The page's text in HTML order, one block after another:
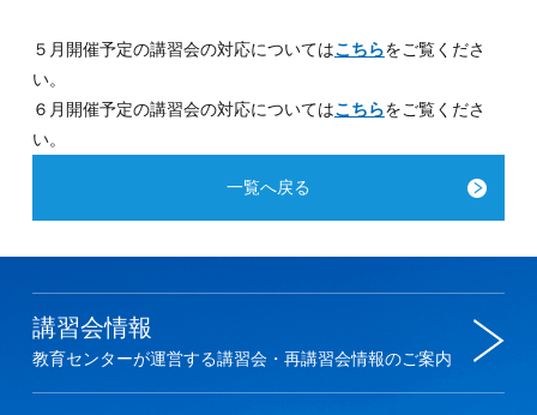
５月開催予定の講習会の対応についてはこちらをご覧くださ
い。
６月開催予定の講習会の対応についてはこちらをご覧くださ
い。
一覧へ戻る